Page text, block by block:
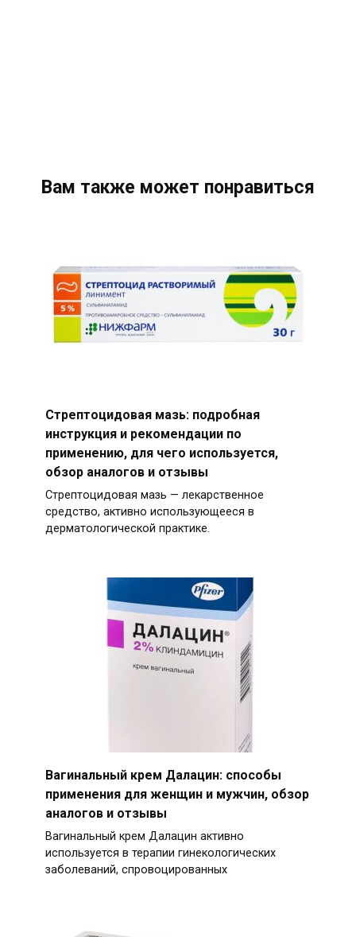
Вам также может понравиться
Стрептоцидовая мазь: подробная
инструкция и рекомендации по
применению, для чего используется,
обзор аналогов и отзывы
Стрептоцидовая мазь — лекарственное
средство, активно использующееся в
дерматологической практике.
Вагинальный крем Далацин: способы
применения для женщин и мужчин, обзор
аналогов и отзывы
Вагинальный крем Далацин активно
используется в терапии гинекологических
заболеваний, спровоцированных